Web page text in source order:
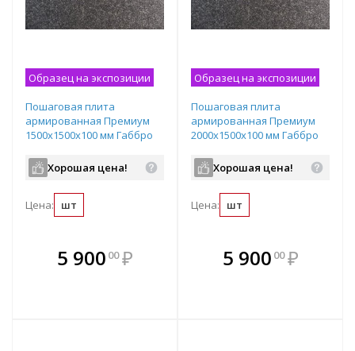
Образец на экспозиции
Пошаговая плита
армированная Премиум
1500х1500х100 мм Габбро
Хорошая цена!
Цена: шт
5 900 00 ₽
В комплекте
всегда выгоднее!
Образец на экспозиции
Пошаговая плита
армированная Премиум
2000х1500х100 мм Габбро
Хорошая цена!
Цена: шт
В комплекте
всегда выгоднее!
5 900 00 ₽